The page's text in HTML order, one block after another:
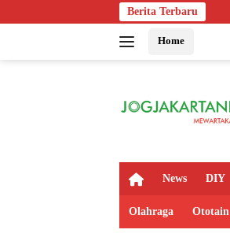
ke
Berita Terbaru
Home
H
m
News DIY
Olahraga Ototain